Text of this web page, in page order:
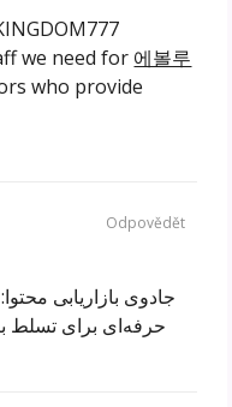
we need for 에볼루
who provide
حرفه‌ای برای تسلط
Odpovědět